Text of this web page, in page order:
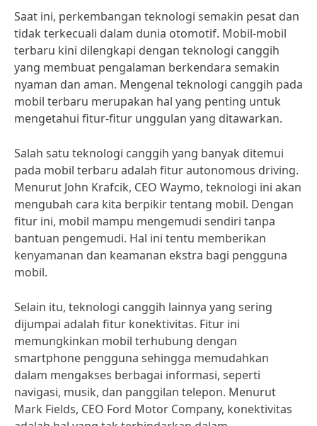
Saat ini, perkembangan teknologi semakin pesat dan
tidak terkecuali dalam dunia otomotif. Mobil-mobil
terbaru kini dilengkapi dengan teknologi canggih
yang membuat pengalaman berkendara semakin
nyaman dan aman. Mengenal teknologi canggih pada
mobil terbaru merupakan hal yang penting untuk
mengetahui fitur-fitur unggulan yang ditawarkan.
Salah satu teknologi canggih yang banyak ditemui
pada mobil terbaru adalah fitur autonomous driving.
Menurut John Krafcik, CEO Waymo, teknologi ini akan
mengubah cara kita berpikir tentang mobil. Dengan
fitur ini, mobil mampu mengemudi sendiri tanpa
bantuan pengemudi. Hal ini tentu memberikan
kenyamanan dan keamanan ekstra bagi pengguna
mobil.
Selain itu, teknologi canggih lainnya yang sering
dijumpai adalah fitur konektivitas. Fitur ini
memungkinkan mobil terhubung dengan
smartphone pengguna sehingga memudahkan
dalam mengakses berbagai informasi, seperti
navigasi, musik, dan panggilan telepon. Menurut
Mark Fields, CEO Ford Motor Company, konektivitas